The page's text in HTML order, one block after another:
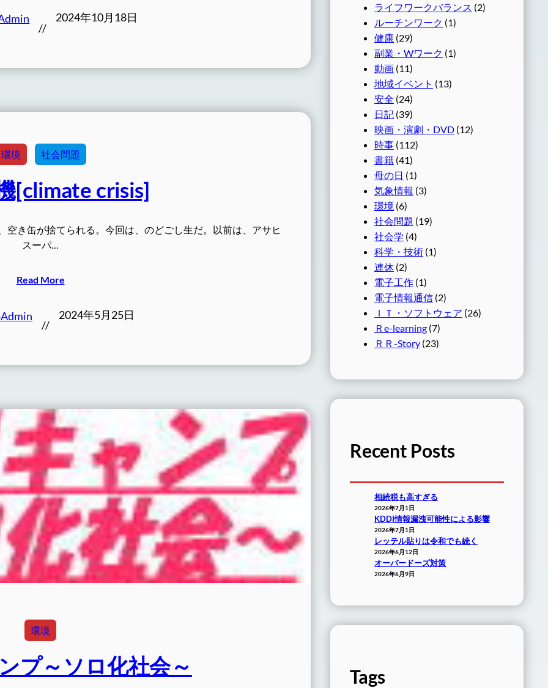
//
2024年10月18日
環境 社会問題
[climate crisis]
き缶が捨てられる。今回は、のどごし生だ。以前は、アサヒ
スーパ…
Read More
//
2024年5月25日
環境
プ～ソロ化社会～
ライフワークバランス (2)
ルーチンワーク (1)
健康 (29)
副業・Wワーク (1)
動画 (11)
地域イベント (13)
安全 (24)
日記 (39)
映画・演劇・DVD (12)
時事 (112)
書籍 (41)
母の日 (1)
気象情報 (3)
環境 (6)
社会問題 (19)
社会学 (4)
科学・技術 (1)
連休 (2)
電子工作 (1)
電子情報通信 (2)
ＩＴ・ソフトウェア (26)
Ｒe-learning (7)
ＲＲ-Story (23)
Recent Posts
相続税も高すぎる
2026年7月1日
KDDI情報漏洩可能性による影響
2026年7月1日
レッテル貼りは令和でも続く
2026年6月12日
オーバードーズ対策
2026年6月9日
Tags